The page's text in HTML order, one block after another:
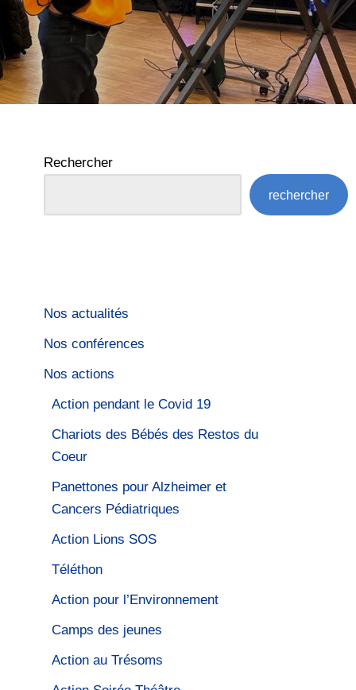
Rechercher
rechercher
Nos actualités
Nos conférences
Nos actions
Action pendant le Covid 19
Chariots des Bébés des Restos du
Coeur
Panettones pour Alzheimer et
Cancers Pédiatriques
Action Lions SOS
Téléthon
Action pour l’Environnement
Camps des jeunes
Action au Trésoms